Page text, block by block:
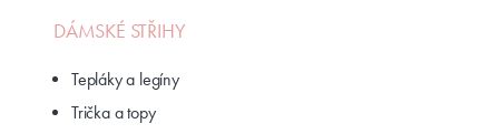
DÁMSKÉ STŘIHY
Tepláky a legíny
Trička a topy